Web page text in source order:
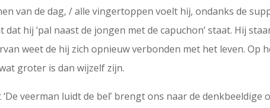
van de dag, / alle vingertoppen voelt hij, ondanks de
hij ‘pal naast de jongen met de capuchon’ staat. Hij
weet de hij zich opnieuw verbonden met het leven. Op
groter is dan wijzelf zijn.
veerman luidt de bel’ brengt ons naar de denkbeeldige